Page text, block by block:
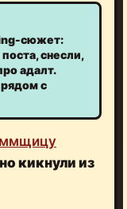
сюжет:
снесли,
адалт.
с
кикнули из